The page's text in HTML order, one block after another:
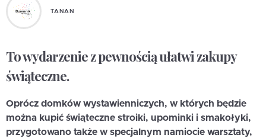
TANAN
To wydarzenie z pewnością ułatwi zakupy
świąteczne.
Oprócz domków wystawienniczych, w których będzie
można kupić świąteczne stroiki, upominki i smakołyki,
przygotowano także w specjalnym namiocie warsztaty,